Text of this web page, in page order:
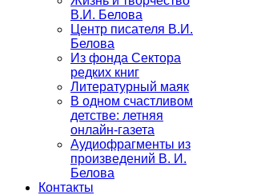
В.И. Белова
Центр писателя В.И.
Белова
Из фонда Сектора
редких книг
Литературный маяк
В одном счастливом
детстве: летняя
онлайн-газета
Аудиофрагменты из
произведений В. И.
Белова
Контакты